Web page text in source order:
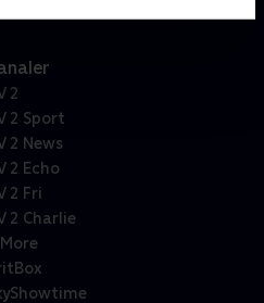
2
2 Sport
2 News
2 Echo
2 Fri
2 Charlie